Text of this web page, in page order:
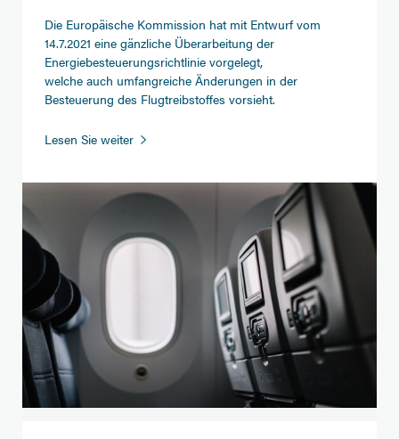
Die Europäische Kommission hat mit Entwurf vom
14.7.2021 eine gänzliche Überarbeitung der
Energiebesteuerungsrichtlinie vorgelegt,
welche auch umfangreiche Änderungen in der
Besteuerung des Flugtreibstoffes vorsieht.
Lesen Sie weiterEntwurf
Energiebesteuerungsrichtlinie